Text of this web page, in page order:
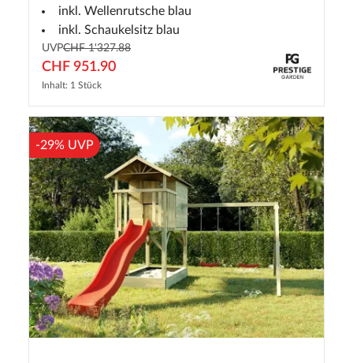
inkl. Wellenrutsche blau
inkl. Schaukelsitz blau
UVPCHF 1'327.88
CHF 951.90
Inhalt: 1 Stück
-29% UVP